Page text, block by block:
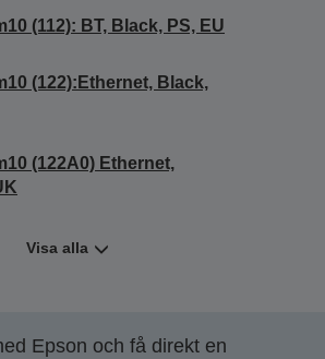
(112): BT, Black, PS, EU
(122):Ethernet, Black,
(122A0) Ethernet,
Visa alla
Epson och få direkt en